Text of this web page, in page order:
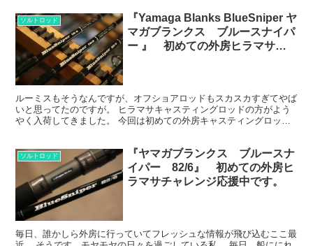
ソルトロッド
『Yamaga Blanks BlueSniper ヤ
マガブランクス ブルースナイパ
ー 』 初めての外房ヒラマサキ
ルーミスもそうなんですが、オフショアロッドもスカスカすぎてやば
いと思ってたのですが。 ヒラマサキャスティングロッドの方がよう
やく入荷してきました。 今回は初めての外房キャスティングロッド
ソルトロッド
『ヤマガブランクス ブルースナ
イパー 82/6』 初めての外房ヒ
ラマサチャレンジ応援中です。
毎日、誰かしら外房に行っていてフレッシュな情報が飛び込むここ最